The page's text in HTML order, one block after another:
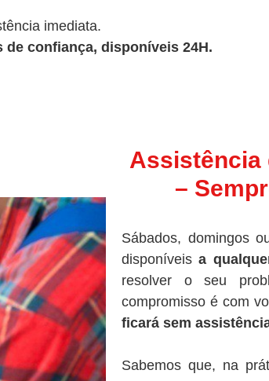
imediata.
de confiança, disponíveis 24H.
Assistência
–
Sábados, domingos
disponíveisa
resolver o seu
compromisso é com
ficará sem
Sabemos que, na